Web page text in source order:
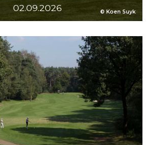
© Koen Suyk
02.09.2026